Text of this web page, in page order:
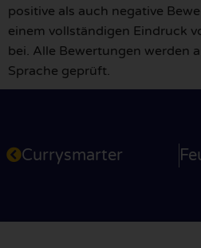
positive als auch negative
einem vollständigen Eindruck
bei. Alle Bewertungen werden
Sprache geprüft.
Currysmarter